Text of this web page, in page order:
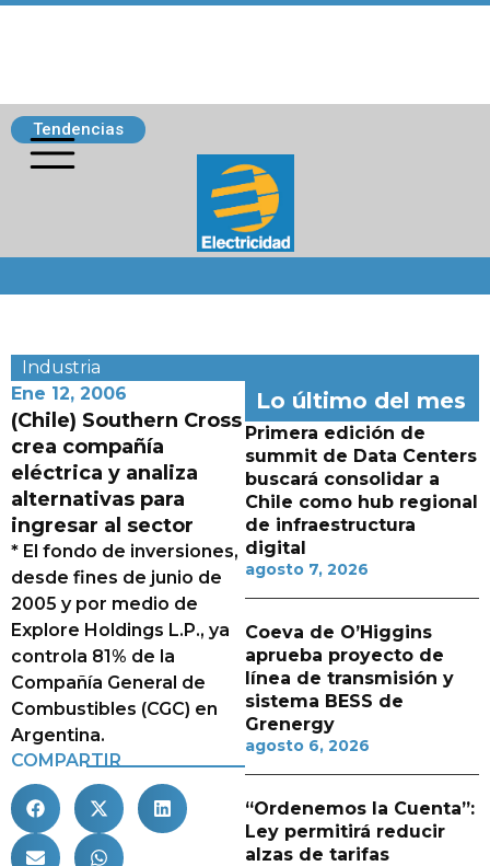
Tendencias
Industria
Ene 12, 2006
(Chile) Southern Cross
crea compañía
eléctrica y analiza
alternativas para
ingresar al sector
* El fondo de inversiones,
desde fines de junio de
2005 y por medio de
Explore Holdings L.P., ya
controla 81% de la
Compañía General de
Combustibles (CGC) en
Argentina.
COMPARTIR
Lo último del mes
Primera edición de
summit de Data Centers
buscará consolidar a
Chile como hub regional
de infraestructura
digital
agosto 7, 2026
Coeva de O’Higgins
aprueba proyecto de
línea de transmisión y
sistema BESS de
Grenergy
agosto 6, 2026
“Ordenemos la Cuenta”:
Ley permitirá reducir
alzas de tarifas